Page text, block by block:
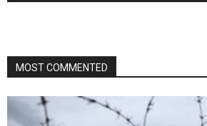
MOST COMMENTED